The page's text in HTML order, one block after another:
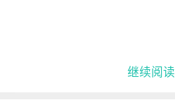
继续阅读